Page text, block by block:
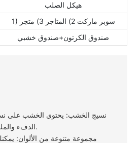
هيكل الصلب
1) سوبر ماركت 2) المتاجر 3) متجر
صندوق الكرتون+صندوق خشبي
نسيج الخشب: يحتوي الخشب على
الدفء والملمس العالي إلى المتجر.
مجموعة متنوعة من الألوان: